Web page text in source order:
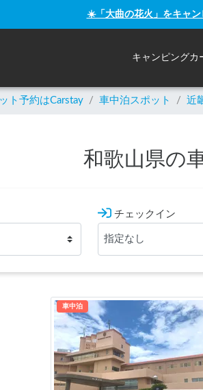
☀️「大曲の花火」をキャン
キャンピングカ
ト予約はCarstay / 車中泊スポット / 近
和歌山県の
チェックイン
車中泊